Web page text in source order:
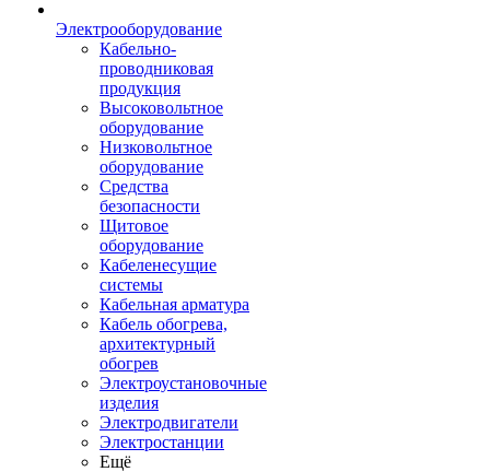
Электрооборудование
Кабельно-
проводниковая
продукция
Высоковольтное
оборудование
Низковольтное
оборудование
Средства
безопасности
Щитовое
оборудование
Кабеленесущие
системы
Кабельная арматура
Кабель обогрева,
архитектурный
обогрев
Электроустановочные
изделия
Электродвигатели
Электростанции
Ещё